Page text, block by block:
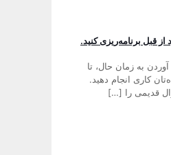
قبل برنامه‌ریزی کنید.
به زمان حال، تا
کاری انجام دهید.
قدیمی را […]